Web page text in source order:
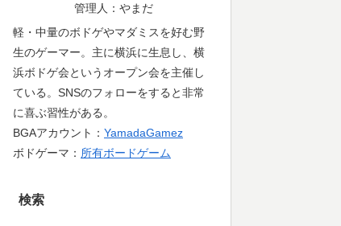
管理人：やまだ
軽・中量のボドゲやマダミスを好む野
生のゲーマー。主に横浜に生息し、横
浜ボドゲ会というオープン会を主催し
ている。SNSのフォローをすると非常
に喜ぶ習性がある。
BGAアカウント： YamadaGamez
ボドゲーマ： 所有ボードゲーム
検索